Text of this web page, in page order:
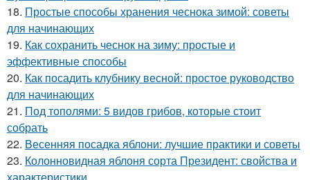
18. Простые способы хранения чеснока зимой: советы
для начинающих
19. Как сохранить чеснок на зиму: простые и
эффективные способы
20. Как посадить клубнику весной: простое руководство
для начинающих
21. Под тополями: 5 видов грибов, которые стоит
собрать
22. Весенняя посадка яблони: лучшие практики и советы
23. Колонновидная яблоня сорта Президент: свойства и
характеристики